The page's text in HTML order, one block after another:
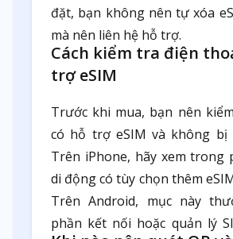
đặt, bạn không nên tự xóa
mà nên liên hệ hỗ trợ.
Cách kiểm tra điện
trợ eSIM
Trước khi mua, bạn nên
có hỗ trợ eSIM và không bị
Trên iPhone, hãy xem trong
di động có tùy chọn thêm
Trên Android, mục này
phần kết nối hoặc quản lý